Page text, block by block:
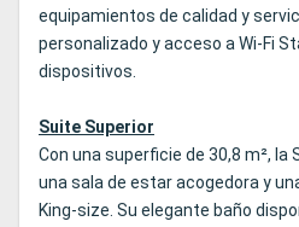
equipamientos de calidad y
personalizado y acceso a Wi‑Fi
dispositivos.
Suite Superior
Con una superficie de 30,8 m²,
una sala de estar acogedora y
King‑size. Su elegante baño